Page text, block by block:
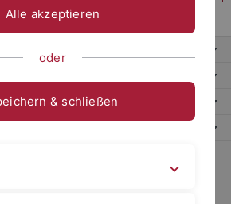
Tübingen, Tübingen
Alle akzeptieren
oder
& schließen